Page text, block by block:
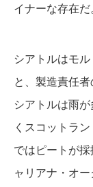
イナーな存在だ
シアトルはモ
と、製造責任
シアトルは雨
くスコットラ
ではピートが
ャリアナ・オ